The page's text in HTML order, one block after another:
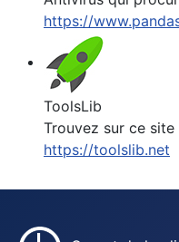
https://
ToolsLib
Trouvez sur ce
https://toolslib.net